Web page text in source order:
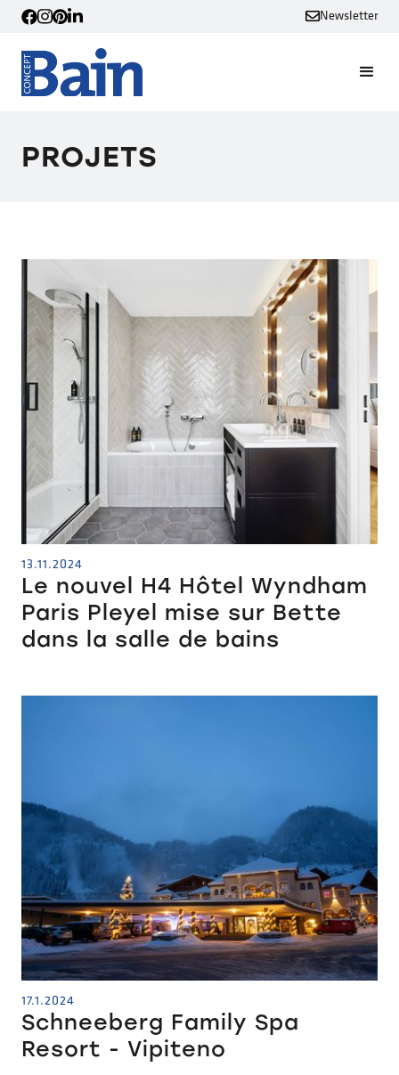
Newsletter
PROJETS
13.11.2024
Le nouvel H4 Hôtel Wyndham
Paris Pleyel mise sur Bette
dans la salle de bains
17.1.2024
Schneeberg Family Spa
Resort - Vipiteno